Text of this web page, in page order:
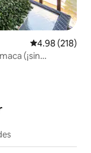
Calificación
4.98 (218)
(¡sin